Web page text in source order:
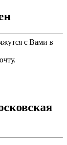
с Вами в